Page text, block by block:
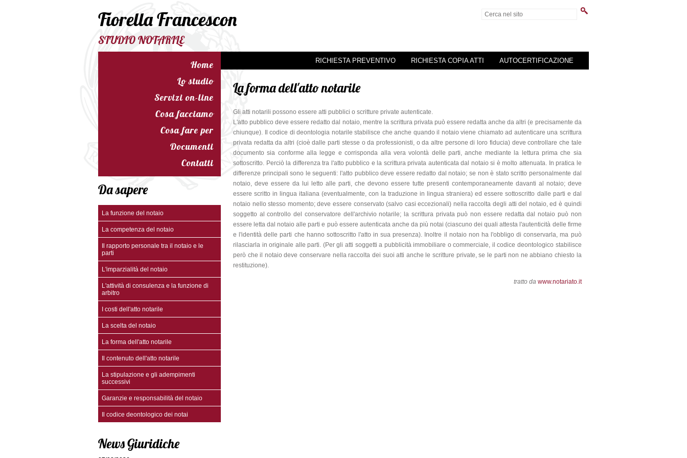
Fiorella Francescon
STUDIO NOTARILE
Home
Lo studio
Servizi on-line
Cosa facciamo
Cosa fare per
Documenti
Contatti
RICHIESTA PREVENTIVO RICHIESTA COPIA ATTI AUTOCERTIFICAZIONE
La forma dell'atto notarile
Gli atti notarili possono essere atti pubblici o scritture private autenticate.
L'atto pubblico deve essere redatto dal notaio, mentre la scrittura privata può essere redatta anche da altri (e precisamente da
chiunque). Il codice di deontologia notarile stabilisce che anche quando il notaio viene chiamato ad autenticare una scrittura
privata redatta da altri (cioè dalle parti stesse o da professionisti, o da altre persone di loro fiducia) deve controllare che tale
documento sia conforme alla legge e corrisponda alla vera volontà delle parti, anche mediante la lettura prima che sia
sottoscritto. Perciò la differenza tra l'atto pubblico e la scrittura privata autenticata dal notaio si è molto attenuata. In pratica le
differenze principali sono le seguenti: l'atto pubblico deve essere redatto dal notaio; se non è stato scritto personalmente dal
notaio, deve essere da lui letto alle parti, che devono essere tutte presenti contemporaneamente davanti al notaio; deve
essere scritto in lingua italiana (eventualmente, con la traduzione in lingua straniera) ed essere sottoscritto dalle parti e dal
notaio nello stesso momento; deve essere conservato (salvo casi eccezionali) nella raccolta degli atti del notaio, ed è quindi
soggetto al controllo del conservatore dell'archivio notarile; la scrittura privata può non essere redatta dal notaio può non
essere letta dal notaio alle parti e può essere autenticata anche da più notai (ciascuno dei quali attesta l'autenticità delle firme
e l'identità delle parti che hanno sottoscritto l'atto in sua presenza). Inoltre il notaio non ha l'obbligo di conservarla, ma può
rilasciarla in originale alle parti. (Per gli atti soggetti a pubblicità immobiliare o commerciale, il codice deontologico stabilisce
però che il notaio deve conservare nella raccolta dei suoi atti anche le scritture private, se le parti non ne abbiano chiesto la
restituzione).
tratto da www.notariato.it
Da sapere
La funzione del notaio
La competenza del notaio
Il rapporto personale tra il notaio e le
parti
L'imparzialità del notaio
L'attività di consulenza e la funzione di
arbitro
I costi dell'atto notarile
La scelta del notaio
La forma dell'atto notarile
Il contenuto dell'atto notarile
La stipulazione e gli adempimenti
successivi
Garanzie e responsabilità del notaio
Il codice deontologico dei notai
News Giuridiche